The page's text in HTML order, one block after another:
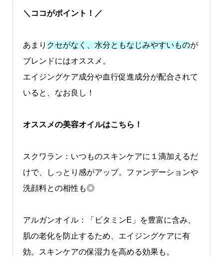
＼ココがポイント！／
あまり クセがなく、水分ともなじみやすいものが
ブレンドにはオススメ。
エイジングケア成分や血行促進成分が配合されて
いると、なお良し！
オススメの美容オイルはこちら！
スクワラン：いつものスキンケアに１滴加えるだ
けで、しっとり感がアップ。ファンデーションや
洗顔料との相性も◎
アルガンオイル：「ビタミンE」を豊富に含み、
肌の老化を防止するため、エイジングケアに有
効。スキンケアの保湿力を高める効果も。